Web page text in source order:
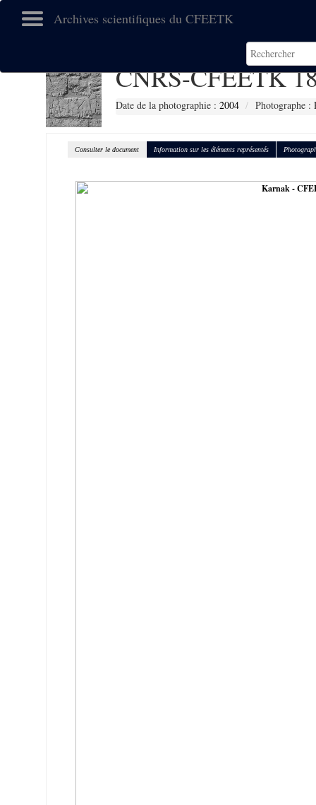
Archives scientifiques du CFEETK
CNRS-CFEETK
Date de la photographie : 2004 Photographe :
Consulter le document Information sur les éléments représentés